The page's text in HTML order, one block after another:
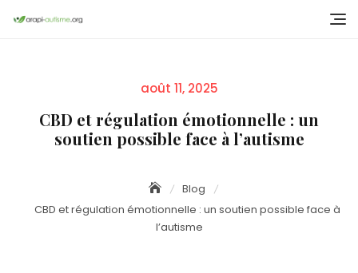
Posted
août 11, 2025
CBD et régulation émotionnelle : un
soutien possible face à l’autisme
Blog
CBD et régulation émotionnelle : un soutien possible face à
l’autisme